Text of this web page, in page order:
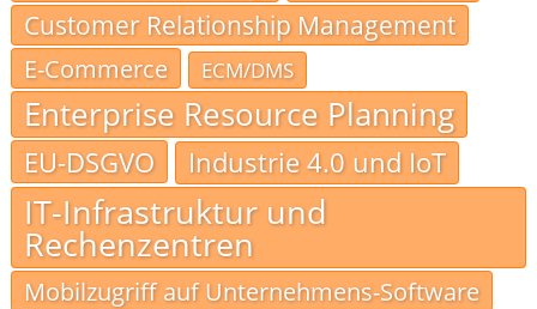
Customer Relationship Management
E-Commerce
ECM/DMS
Enterprise Resource Planning
EU-DSGVO Industrie 4.0 und IoT
IT-Infrastruktur und
Rechenzentren
Mobilzugriff auf Unternehmens-Software